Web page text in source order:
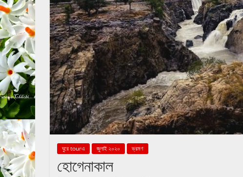
abekshan.com
ঘুরে tourএ জুলাই ২০২০ ভ্রমণ
হোগেনাকাল